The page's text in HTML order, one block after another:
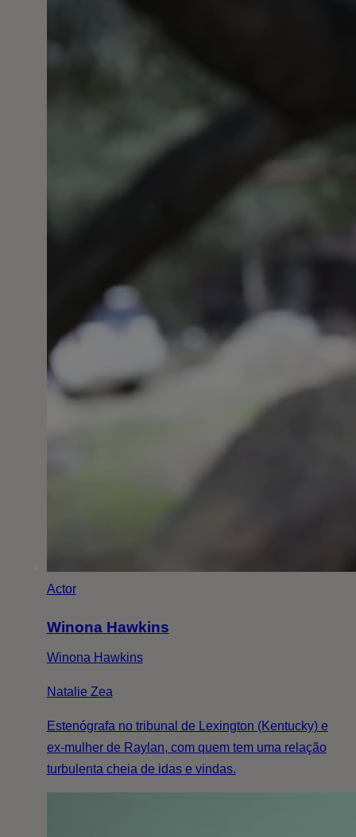
Actor
Winona Hawkins
Winona Hawkins
Natalie Zea
Estenógrafa no tribunal de Lexington (Kentucky) e
ex-mulher de Raylan, com quem tem uma relação
turbulenta cheia de idas e vindas.